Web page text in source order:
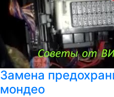
Замена
мондео